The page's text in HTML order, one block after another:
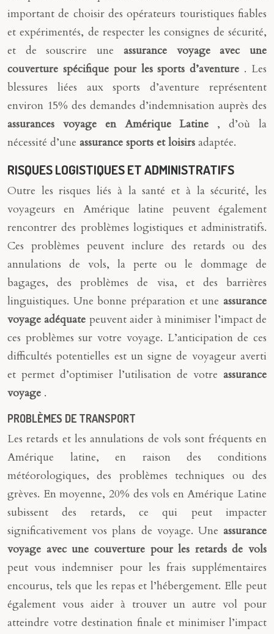
important de choisir des opérateurs touristiques fiables
et expérimentés, de respecter les consignes de sécurité,
et de souscrire une assurance voyage avec une
couverture spécifique pour les sports d’aventure . Les
blessures liées aux sports d’aventure représentent
environ 15% des demandes d’indemnisation auprès des
assurances voyage en Amérique Latine , d’où la
nécessité d’une assurance sports et loisirs adaptée.
RISQUES LOGISTIQUES ET ADMINISTRATIFS
Outre les risques liés à la santé et à la sécurité, les
voyageurs en Amérique latine peuvent également
rencontrer des problèmes logistiques et administratifs.
Ces problèmes peuvent inclure des retards ou des
annulations de vols, la perte ou le dommage de
bagages, des problèmes de visa, et des barrières
linguistiques. Une bonne préparation et une assurance
voyage adéquate peuvent aider à minimiser l’impact de
ces problèmes sur votre voyage. L’anticipation de ces
difficultés potentielles est un signe de voyageur averti
et permet d’optimiser l’utilisation de votre assurance
voyage .
PROBLÈMES DE TRANSPORT
Les retards et les annulations de vols sont fréquents en
Amérique latine, en raison des conditions
météorologiques, des problèmes techniques ou des
grèves. En moyenne, 20% des vols en Amérique Latine
subissent des retards, ce qui peut impacter
significativement vos plans de voyage. Une assurance
voyage avec une couverture pour les retards de vols
peut vous indemniser pour les frais supplémentaires
encourus, tels que les repas et l’hébergement. Elle peut
également vous aider à trouver un autre vol pour
atteindre votre destination finale et minimiser l’impact